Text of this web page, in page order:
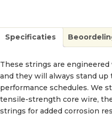
Specificaties
These strings are
and they will always stand up
performance schedules. We
tensile-strength core wire,
strings for added corrosion